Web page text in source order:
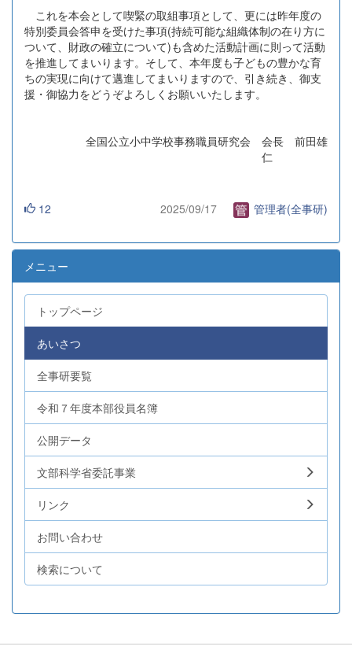
これを本会として喫緊の取組事項として、更には昨年度の
特別委員会答申を受けた事項(持続可能な組織体制の在り方に
ついて、財政の確立について)も含めた活動計画に則って活動
を推進してまいります。そして、本年度も子どもの豊かな育
ちの実現に向けて邁進してまいりますので、引き続き、御支
援・御協力をどうぞよろしくお願いいたします。
全国公立小中学校事務職員研究会 会長 前田雄
仁
12 2025/09/17 管理者(全事研)
メニュー
トップページ
あいさつ
全事研要覧
令和７年度本部役員名簿
公開データ
文部科学省委託事業
リンク
お問い合わせ
検索について